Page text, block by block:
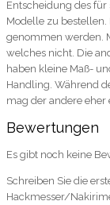
Entscheidung des
Modelle zu
genommen werden.
welches nicht. Die
haben kleine Maß-
Handling. Während
mag der andere eher
Bewertungen
Es gibt noch keine
Schreiben Sie die
Hackmesser/